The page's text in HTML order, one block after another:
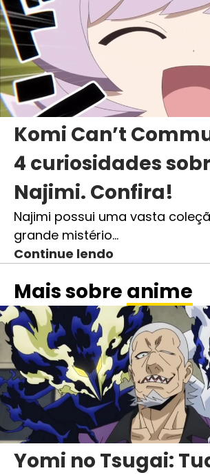
Komi Can’t
4 curiosidades
Najimi. Confira!
Najimi possui uma vasta
grande mistério…
Continue lendo
Mais sobre anime
Yomi no Tsugai: